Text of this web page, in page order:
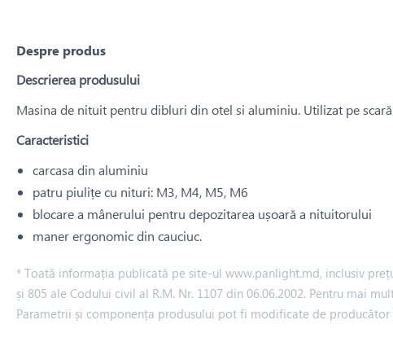
Despre produs
Descrierea produsului
Masina de nituit pentru dibluri din otel si aluminiu. Utilizat pe
Caracteristici
carcasa din aluminiu
patru piulițe cu nituri: M3, M4, M5, M6
blocare a mânerului pentru depozitarea ușoară a nituitorului
maner ergonomic din cauciuc.
* Toată informația publicată pe site-ul www.panlight.md, inclusiv
și 805 ale Codului civil al R.M. Nr. 1107 din 06.06.2002. Pentru mai
Parametrii și componența produsului pot fi modificate de